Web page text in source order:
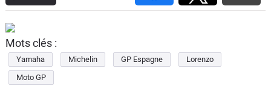
Mots clés :
Yamaha Michelin GP Espagne
Lorenzo
Moto GP